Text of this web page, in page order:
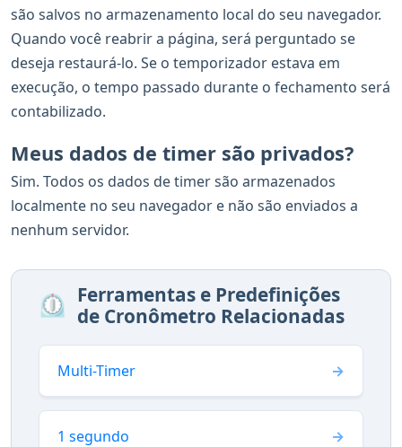
são salvos no armazenamento local do seu navegador.
Quando você reabrir a página, será perguntado se
deseja restaurá-lo. Se o temporizador estava em
execução, o tempo passado durante o fechamento será
contabilizado.
Meus dados de timer são privados?
Sim. Todos os dados de timer são armazenados
localmente no seu navegador e não são enviados a
nenhum servidor.
⏲️ Ferramentas e Predefinições
de Cronômetro Relacionadas
Multi-Timer
1 segundo